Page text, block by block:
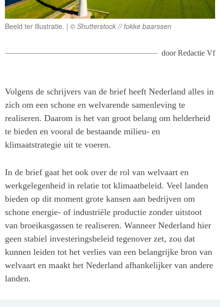
Beeld ter illustratie. © Shutterstock // fokke baarssen
doorRedactie Vf
Volgens de schrijvers van de brief heeft Nederland alles in
zich om een schone en welvarende samenleving te
realiseren. Daarom is het van groot belang om helderheid
te bieden en vooral de bestaande milieu- en
klimaatstrategie uit te voeren.
In de brief gaat het ook over de rol van welvaart en
werkgelegenheid in relatie tot klimaatbeleid. Veel landen
bieden op dit moment grote kansen aan bedrijven om
schone energie- of industriële productie zonder uitstoot
van broeikasgassen te realiseren. Wanneer Nederland hier
geen stabiel investeringsbeleid tegenover zet, zou dat
kunnen leiden tot het verlies van een belangrijke bron van
welvaart en maakt het Nederland afhankelijker van andere
landen.